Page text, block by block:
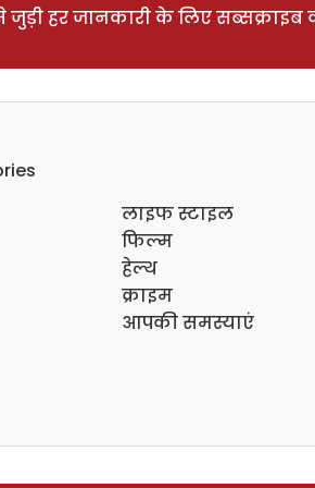
जुड़ी हर जानकारी के लिए सब्सक्राइब
लाइफ स्टाइल
फिल्म
हेल्थ
क्राइम
आपकी समस्याएं